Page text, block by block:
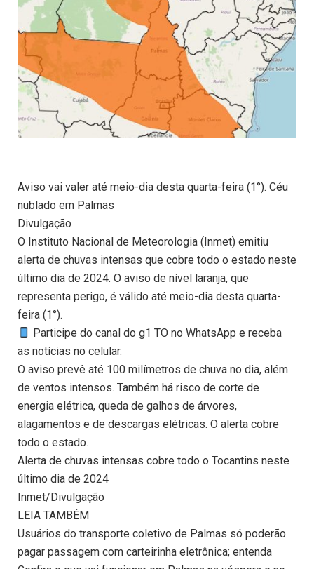
Aviso vai valer até meio-dia desta quarta-feira (1°). Céu
nublado em Palmas
Divulgação
O Instituto Nacional de Meteorologia (Inmet) emitiu
alerta de chuvas intensas que cobre todo o estado neste
último dia de 2024. O aviso de nível laranja, que
representa perigo, é válido até meio-dia desta quarta-
feira (1°).
Participe do canal do g1 TO no WhatsApp e receba
as notícias no celular.
O aviso prevê até 100 milímetros de chuva no dia, além
de ventos intensos. Também há risco de corte de
energia elétrica, queda de galhos de árvores,
alagamentos e de descargas elétricas. O alerta cobre
todo o estado.
Alerta de chuvas intensas cobre todo o Tocantins neste
último dia de 2024
Inmet/Divulgação
LEIA TAMBÉM
Usuários do transporte coletivo de Palmas só poderão
pagar passagem com carteirinha eletrônica; entenda